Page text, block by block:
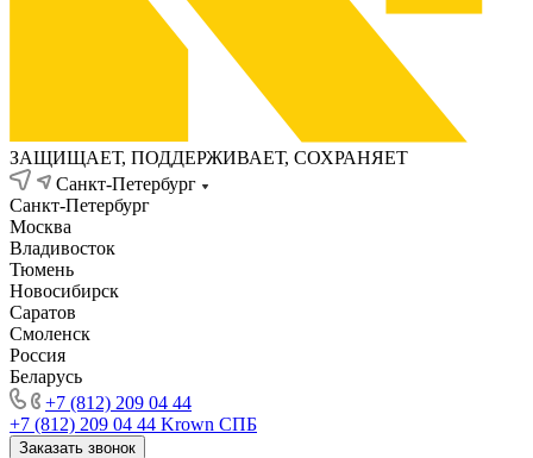
ЗАЩИЩАЕТ, ПОДДЕРЖИВАЕТ, СОХРАНЯЕТ
Санкт-Петербург
Санкт-Петербург
Москва
Владивосток
Тюмень
Новосибирск
Саратов
Смоленск
Россия
Беларусь
+7 (812) 209 04 44
+7 (812) 209 04 44 Krown СПБ
Заказать звонок